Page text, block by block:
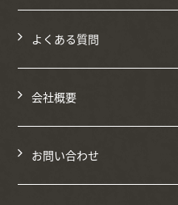
よくある質問
会社概要
お問い合わせ